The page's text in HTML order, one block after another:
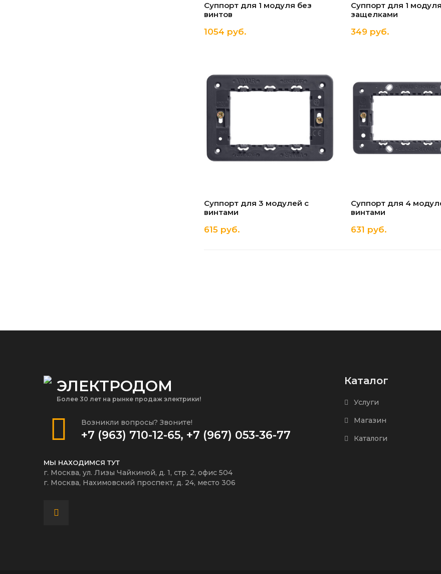
Суппорт для 1 модуля без
винтов
1054 руб.
Суппорт для 1
защелками
349 руб.
Суппорт для 3 модулей с
винтами
615 руб.
Суппорт для 4
винтами
631 руб.
ЭЛЕКТРОДОМ
Более 30 лет на рынке продаж электрики!
Возникли вопросы? Звоните!
+7 (963) 710-12-65, +7 (967) 053-36-77
МЫ НАХОДИМСЯ ТУТ
г. Москва, ул. Лизы Чайкиной, д. 1, стр. 2, офис 504
г. Москва, Нахимовский проспект, д. 24, место 306
Каталог
Услуги
Магазин
Каталоги